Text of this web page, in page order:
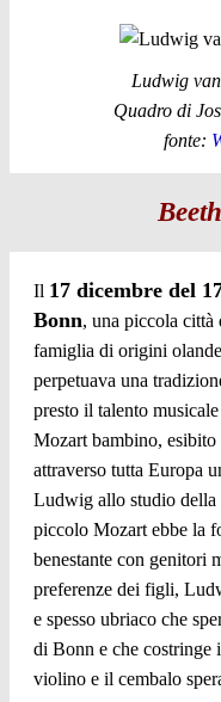
Ludwig
Quadro di
fonte:
Il 17 dicembre del
Bonn, una piccola città
famiglia di origini
perpetuava una
presto il talento
Mozart bambino,
attraverso tutta Europa
Ludwig allo studio della
piccolo Mozart ebbe la
benestante con genitori
preferenze dei figli,
e spesso ubriaco che
di Bonn e che costringe
violino e il cembalo